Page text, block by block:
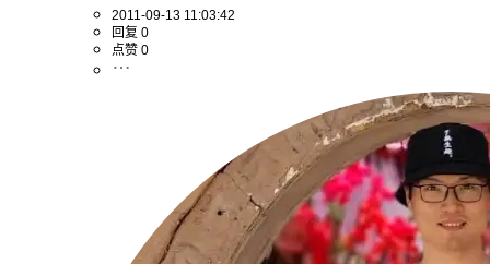
2011-09-13 11:03:42
回复 0
点赞 0